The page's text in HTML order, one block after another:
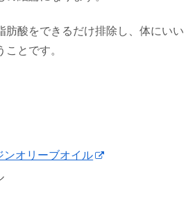
肪酸をできるだけ排除し、体にいい
とです。
ンオリーブオイル